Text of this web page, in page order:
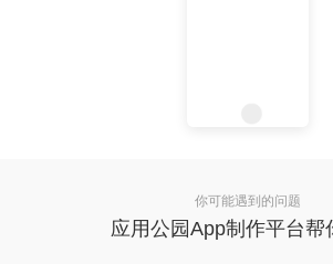
你可能遇到的问题
应用公园App制作平台帮